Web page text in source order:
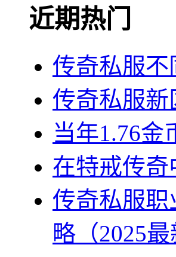
近期热门
传奇私服
传奇私服
当年1.76
在特戒传
传奇私服
略（2025最